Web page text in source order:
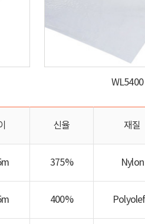
WL5400
신율 재질
375% Nylon
400%